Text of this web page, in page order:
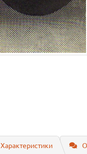
Характеристики